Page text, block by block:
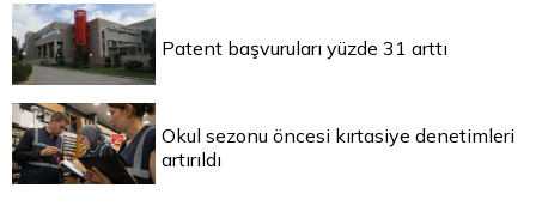
Patent başvuruları yüzde 31 arttı
Okul sezonu öncesi kırtasiye denetimleri
artırıldı